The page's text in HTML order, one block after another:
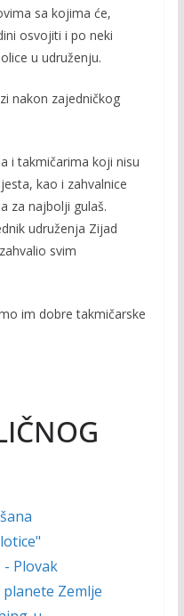
sa kojima će,
osvojiti i po neki
u udruženju.
nakon zajedničkog
i takmičarima koji nisu
kao i zahvalnice
za najbolji gulaš.
udruženja Zijad
svim
im dobre takmičarske
- Plovak
Zemlje